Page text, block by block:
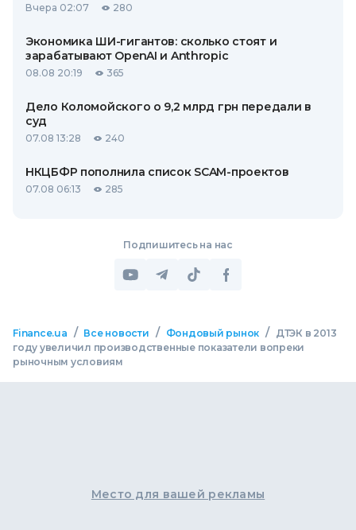
Вчера 02:07 280
Экономика ШИ-гигантов: сколько стоят и
зарабатывают OpenAI и Anthropic
08.08 20:19 365
Дело Коломойского о 9,2 млрд грн передали в
суд
07.08 13:28 240
НКЦБФР пополнила список SCAM-проектов
07.08 06:13 285
Подпишитесь на нас
Finance.ua / Все новости / Фондовый рынок /
ДТЭК в 2013
году увеличил производственные показатели вопреки
рыночным условиям
Место для вашей рекламы